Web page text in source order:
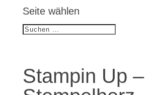
Seite wählen
Stampin Up –